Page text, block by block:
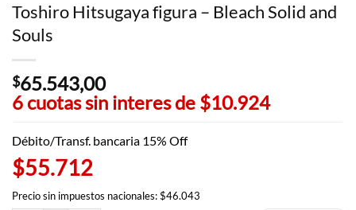
Toshiro Hitsugaya figura – Bleach Solid and
Souls
$65.543,00
6 cuotas sin interes de $10.924
Débito/Transf. bancaria 15% Off
$55.712
Precio sin impuestos nacionales: $46.043